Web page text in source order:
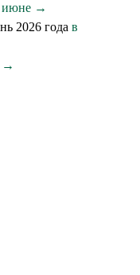
июне →
2026 года в
→